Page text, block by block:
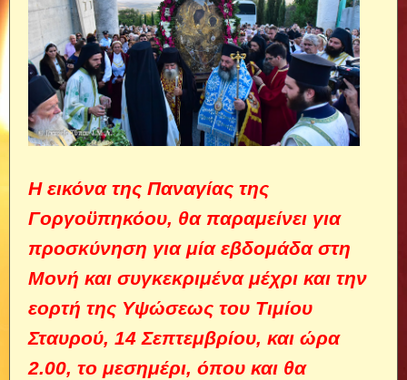
Η εικόνα της Παναγίας της
Γοργοϋπηκόου, θα παραμείνει για
προσκύνηση για μία εβδομάδα στη
Μονή και συγκεκριμένα μέχρι και την
εορτή της Υψώσεως του Τιμίου
Σταυρού, 14 Σεπτεμβρίου, και ώρα
2.00, το μεσημέρι, όπου και θα